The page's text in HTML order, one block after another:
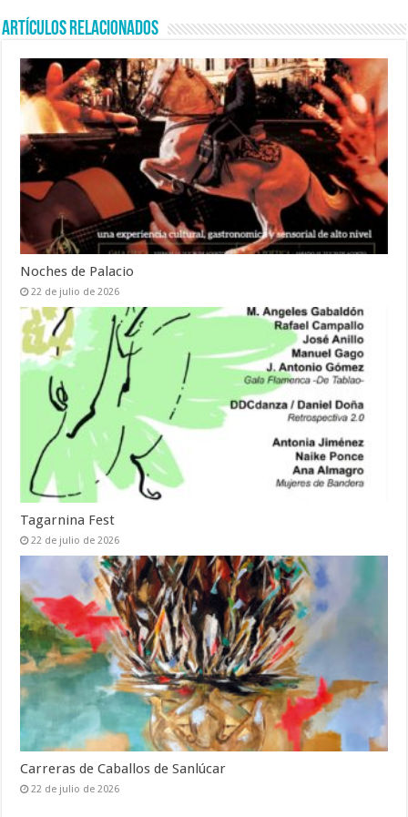
Artículos relacionados
Noches de Palacio
22 de julio de 2026
Tagarnina Fest
22 de julio de 2026
Carreras de Caballos de Sanlúcar
22 de julio de 2026